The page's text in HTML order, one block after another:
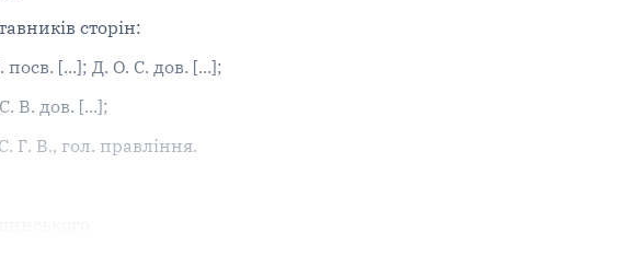
сторін:
[...]; Д. О. С. дов. [...];
В. дов. [...];
Г. В., гол. правління.